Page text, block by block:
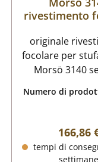
rivestimento
originale
focolare per
Morsö 3140 set da 4
focolare dati
refrattari
Numero di
Prezzo
166,86
tempi di
settimane